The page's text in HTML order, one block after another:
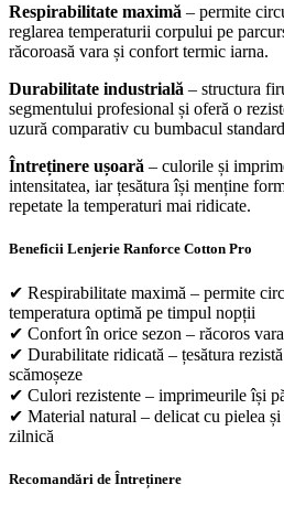
Respirabilitate maximă – permite
reglarea temperaturii corpului pe
răcoroasă vara și confort termic iarna.
Durabilitate industrială – structura
segmentului profesional și oferă o
uzură comparativ cu bumbacul
Întreținere ușoară – culorile și
intensitatea, iar țesătura își menține
repetate la temperaturi mai ridicate.
Beneficii Lenjerie Ranforce Cotton Pro
✔ Respirabilitate maximă – permite
temperatura optimă pe timpul nopții
✔ Confort în orice sezon – răcoros
✔ Durabilitate ridicată – țesătura
scămoșeze
✔ Culori rezistente – imprimeurile își
✔ Material natural – delicat cu pielea
zilnică
Recomandări de Întreținere